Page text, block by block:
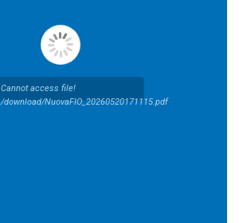
Cannot access file!
/download/NuovaFIO_20260520171115.pdf